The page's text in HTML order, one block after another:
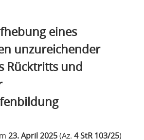
eines
unzureichender
Rücktritts und
23. April 2025(Az. 4 StR 103/25)